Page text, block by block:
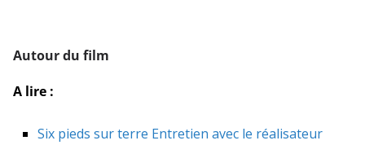
Autour du film
A lire :
Six pieds sur terre Entretien avec le réalisateur